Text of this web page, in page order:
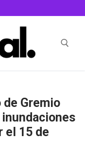
Gremio
el 15 de